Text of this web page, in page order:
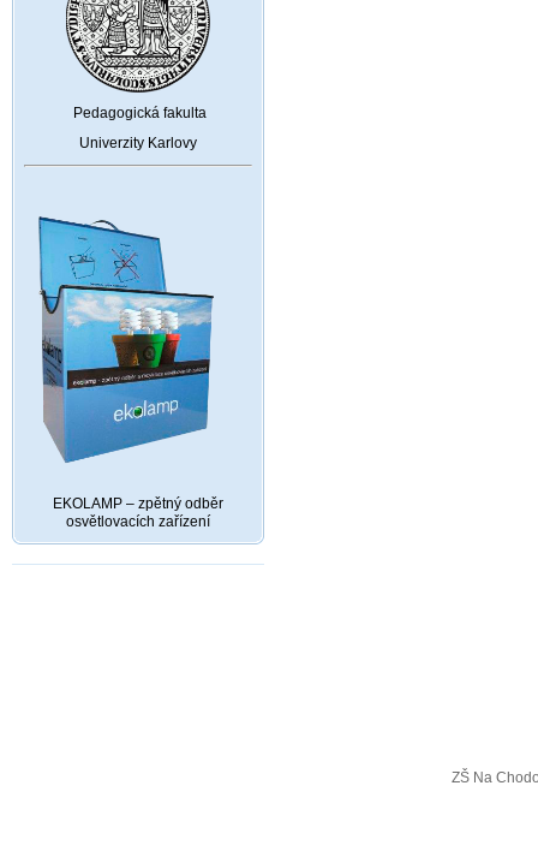
Pedagogická fakulta
Univerzity Karlovy
EKOLAMP – zpětný odběr
osvětlovacích zařízení
ZŠ Na